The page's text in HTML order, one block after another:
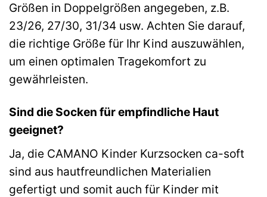
Größen in Doppelgrößen angegeben, z.B.
23/26, 27/30, 31/34 usw. Achten Sie darauf,
die richtige Größe für Ihr Kind auszuwählen,
um einen optimalen Tragekomfort zu
gewährleisten.
Sind die Socken für empfindliche Haut
geeignet?
Ja, die CAMANO Kinder Kurzsocken ca-soft
sind aus hautfreundlichen Materialien
gefertigt und somit auch für Kinder mit